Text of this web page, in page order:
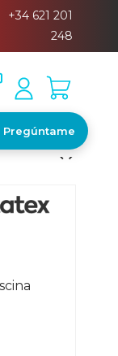
+34 621 201
248
Pregúntame